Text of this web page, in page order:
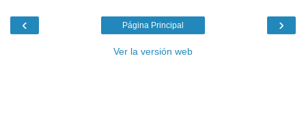
‹ ›
Página Principal
Ver la versión web